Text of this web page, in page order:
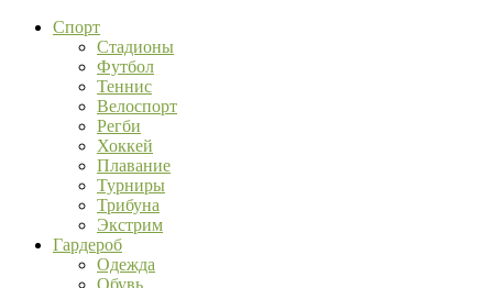
Спорт
Стадионы
Футбол
Теннис
Велоспорт
Регби
Хоккей
Плавание
Турниры
Трибуна
Экстрим
Гардероб
Одежда
Обувь